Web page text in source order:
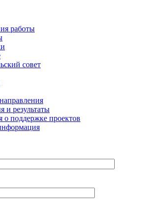
работы
совет
и результаты
поддержке проектов